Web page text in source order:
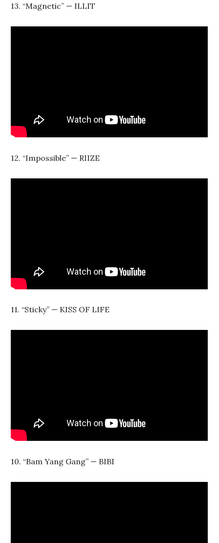
13. “Magnetic” — ILLIT
12. “Impossible” — RIIZE
11. “Sticky” — KISS OF LIFE
10. “Bam Yang Gang” — BIBI